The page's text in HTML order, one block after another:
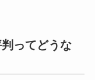
ってどうな